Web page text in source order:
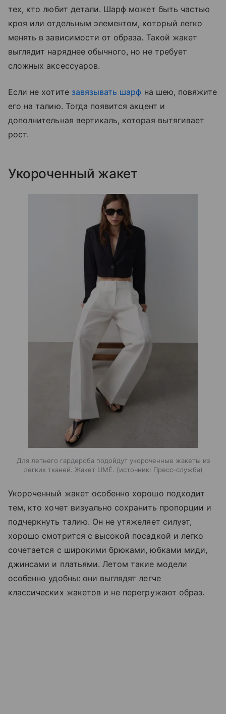
тех, кто любит детали. Шарф может быть частью
кроя или отдельным элементом, который легко
менять в зависимости от образа. Такой жакет
выглядит наряднее обычного, но не требует
сложных аксессуаров.
Если не хотите завязывать шарф на шею, повяжите
его на талию. Тогда появится акцент и
дополнительная вертикаль, которая вытягивает
рост.
Укороченный жакет
Для летнего гардероба подойдут укороченные жакеты из
легких тканей. Жакет LIMÉ.
источник: Пресс-служба
Укороченный жакет особенно хорошо подходит
тем, кто хочет визуально сохранить пропорции и
подчеркнуть талию. Он не утяжеляет силуэт,
хорошо смотрится с высокой посадкой и легко
сочетается с широкими брюками, юбками миди,
джинсами и платьями. Летом такие модели
особенно удобны: они выглядят легче
классических жакетов и не перегружают образ.